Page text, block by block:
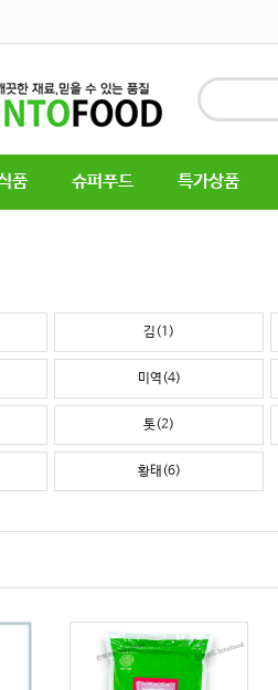
품 슈퍼푸드 특가상품
김(1)
미역(4)
톳(2)
황태(6)